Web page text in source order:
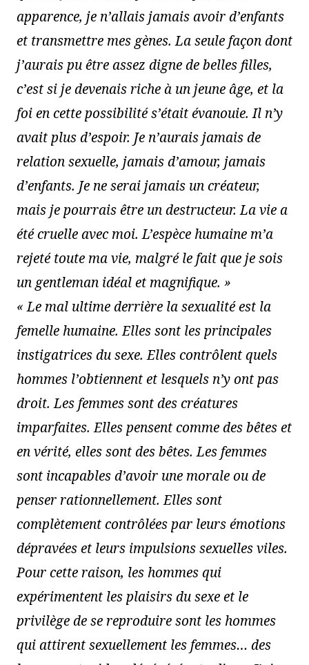
apparence, je n’allais jamais avoir d’enfants
et transmettre mes gènes. La seule façon dont
j’aurais pu être assez digne de belles filles,
c’est si je devenais riche à un jeune âge, et la
foi en cette possibilité s’était évanouie. Il n’y
avait plus d’espoir. Je n’aurais jamais de
relation sexuelle, jamais d’amour, jamais
d’enfants. Je ne serai jamais un créateur,
mais je pourrais être un destructeur. La vie a
été cruelle avec moi. L’espèce humaine m’a
rejeté toute ma vie, malgré le fait que je sois
un gentleman idéal et magnifique. »
« Le mal ultime derrière la sexualité est la
femelle humaine. Elles sont les principales
instigatrices du sexe. Elles contrôlent quels
hommes l’obtiennent et lesquels n’y ont pas
droit. Les femmes sont des créatures
imparfaites. Elles pensent comme des bêtes et
en vérité, elles sont des bêtes. Les femmes
sont incapables d’avoir une morale ou de
penser rationnellement. Elles sont
complètement contrôlées par leurs émotions
dépravées et leurs impulsions sexuelles viles.
Pour cette raison, les hommes qui
expérimentent les plaisirs du sexe et le
privilège de se reproduire sont les hommes
qui attirent sexuellement les femmes… des